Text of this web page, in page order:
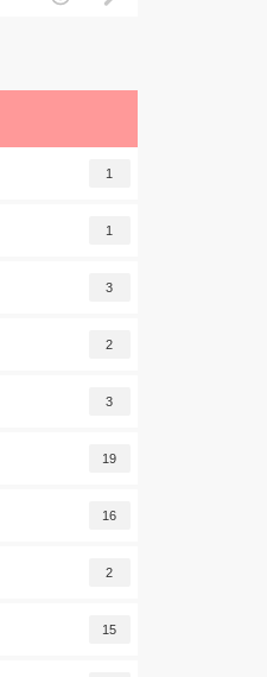
1
1
3
2
3
19
16
2
15